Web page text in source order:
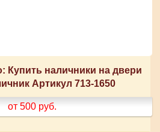
Купить наличники на двери
Артикул 713-1650
от 500 руб.